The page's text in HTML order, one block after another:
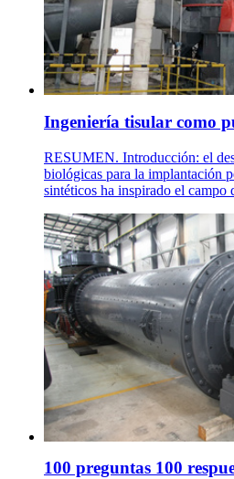
Ingeniería tisular como
RESUMEN. Introducción: el
biológicas para la implantación
sintéticos ha inspirado el campo
100 preguntas 100